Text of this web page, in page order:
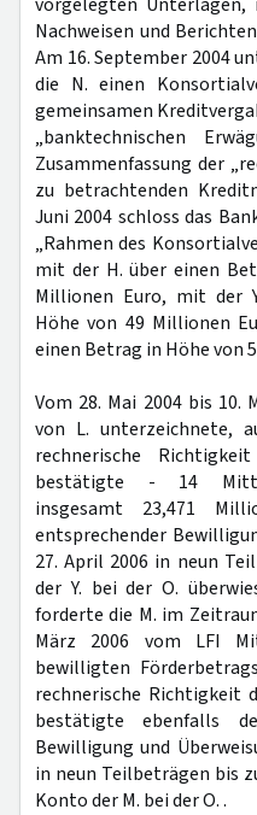
Nachweisen und
Am 16. September 2004
die N. einen
gemeinsamen
„banktechnischen
Zusammenfassung der
zu betrachtenden
Juni 2004 schloss das
„Rahmen des
mit der H. über einen
Millionen Euro, mit der
Höhe von 49 Millionen
einen Betrag in Höhe von
Vom 28. Mai 2004 bis 10.
von L. unterzeichnete,
rechnerische
bestätigte - 14
insgesamt 23,471
entsprechender
27. April 2006 in neun
der Y. bei der O.
forderte die M. im
März 2006 vom LFI
bewilligten
rechnerische Richtigkeit
bestätigte ebenfalls
Bewilligung und
in neun Teilbeträgen bis
Konto der M. bei der O. .